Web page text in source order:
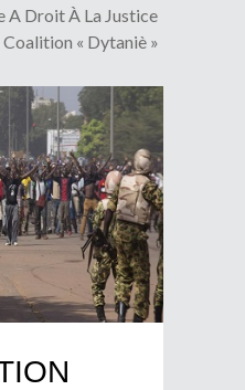
A Droit À La Justice
« Dytaniè »